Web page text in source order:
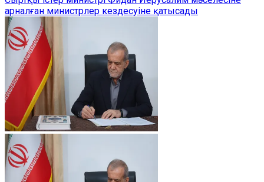
арналған министрлер кездесуіне қатысады